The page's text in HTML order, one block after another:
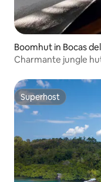
Boomhut in Bocas
Charmante jungle
Superhost
Superhost